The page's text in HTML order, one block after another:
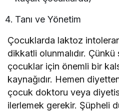
Tanı ve Yönetim
Çocuklarda laktoz
dikkatli olunmalıdır.
çocuklar için önemli bir
kaynağıdır. Hemen
çocuk doktoru veya
ilerlemek gerekir. Şüpheli